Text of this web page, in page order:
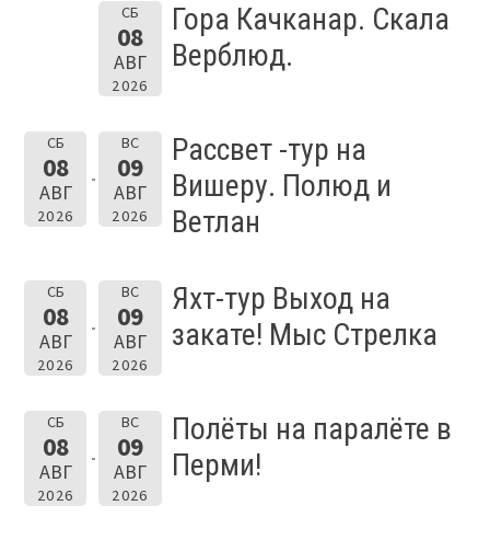
СБ
08
АВГ
2026
Гора Качканар. Скала
Верблюд.
СБ
08
АВГ
2026
ВС
09
АВГ
2026
Рассвет -тур на
Вишеру. Полюд и
Ветлан
СБ
08
АВГ
2026
ВС
09
АВГ
2026
Яхт-тур Выход на
закате! Мыс Стрелка
СБ
08
АВГ
2026
ВС
09
АВГ
2026
Полёты на паралёте в
Перми!